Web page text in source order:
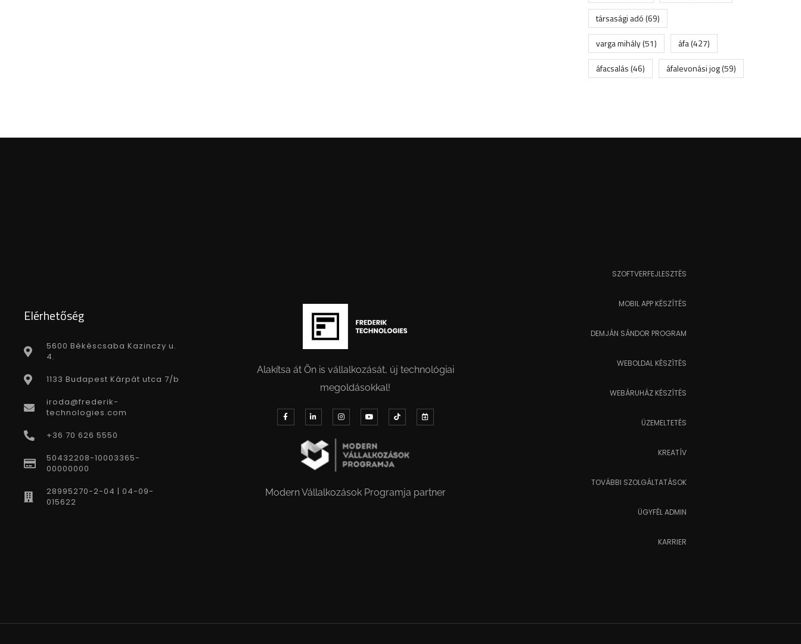
társasági adó(69)
varga mihály(51) áfa(427)
áfacsalás(46) áfalevonási jog(59)
Elérhetőség
5600 Békéscsaba Kazinczy u.
4.
1133 Budapest Kárpát utca 7/b
iroda@frederik-
technologies.com
+36 70 626 5550
50432208-10003365-
00000000
28995270-2-04 | 04-09-
015622
Alakítsa át Ön is vállalkozását, új technológiai
megoldásokkal!
Modern Vállalkozások Programja partner
SZOFTVERFEJLESZTÉS
MOBIL APP KÉSZÍTÉS
DEMJÁN SÁNDOR PROGRAM
WEBOLDAL KÉSZÍTÉS
WEBÁRUHÁZ KÉSZÍTÉS
ÜZEMELTETÉS
KREATÍV
TOVÁBBI SZOLGÁLTATÁSOK
ÜGYFÉL ADMIN
KARRIER